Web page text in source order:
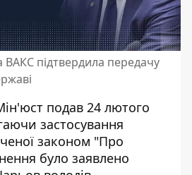
ВАКС підтвердила передачу
подав 24 лютого
застосування
законом "Про
було заявлено